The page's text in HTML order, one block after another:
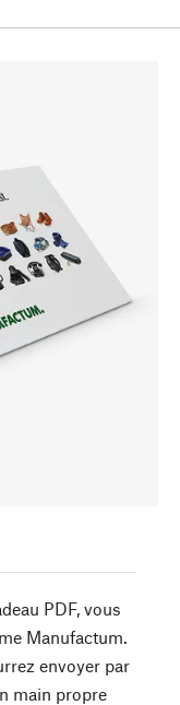
PDF, vous
Manufactum.
envoyer par
main propre